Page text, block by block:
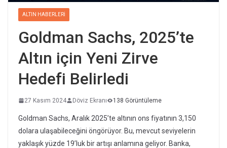
ALTIN HABERLERI
Goldman Sachs, 2025’te
Altın için Yeni Zirve
Hedefi Belirledi
27 Kasım 2024 Döviz Ekranı 138 Görüntüleme
Goldman Sachs, Aralık 2025’te altının ons fiyatının 3,150
dolara ulaşabileceğini öngörüyor. Bu, mevcut seviyelerin
yaklaşık yüzde 19’luk bir artışı anlamına geliyor. Banka,